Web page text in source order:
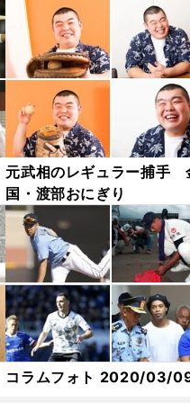
元武相のレギュラー捕手
国・渡部おにぎり
コラムフォト 2020/03/